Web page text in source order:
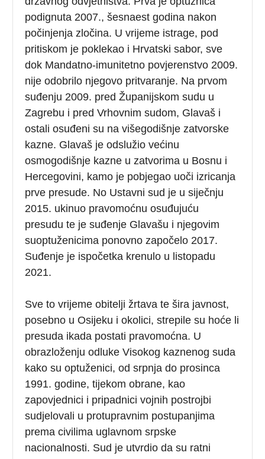
podignuta 2007., šesnaest godina nakon
počinjenja zločina. U vrijeme istrage, pod
pritiskom je poklekao i Hrvatski sabor, sve
dok Mandatno-imunitetno povjerenstvo 2009.
nije odobrilo njegovo pritvaranje. Na prvom
suđenju 2009. pred Županijskom sudu u
Zagrebu i pred Vrhovnim sudom, Glavaš i
ostali osuđeni su na višegodišnje zatvorske
kazne. Glavaš je odslužio većinu
osmogodišnje kazne u zatvorima u Bosnu i
Hercegovini, kamo je pobjegao uoči izricanja
prve presude. No Ustavni sud je u siječnju
2015. ukinuo pravomoćnu osuđujuću
presudu te je suđenje Glavašu i njegovim
suoptuženicima ponovno započelo 2017.
Suđenje je ispočetka krenulo u listopadu
2021.
Sve to vrijeme obitelji žrtava te šira javnost,
posebno u Osijeku i okolici, strepile su hoće li
presuda ikada postati pravomoćna. U
obrazloženju odluke Visokog kaznenog suda
kako su optuženici, od srpnja do prosinca
1991. godine, tijekom obrane, kao
zapovjednici i pripadnici vojnih postrojbi
sudjelovali u protupravnim postupanjima
prema civilima uglavnom srpske
nacionalnosti. Sud je utvrdio da su ratni